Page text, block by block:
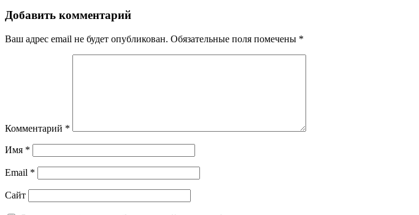
Добавить комментарий
Ваш адрес email не будет опубликован. Обязательные поля помечены *
Комментарий *
Имя *
Email *
Сайт